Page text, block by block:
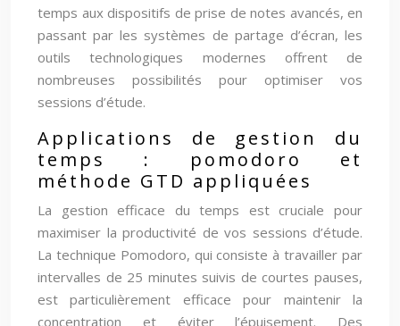
temps aux dispositifs de prise de notes avancés, en
passant par les systèmes de partage d’écran, les
outils technologiques modernes offrent de
nombreuses possibilités pour optimiser vos
sessions d’étude.
Applications de gestion du
temps : pomodoro et
méthode GTD appliquées
La gestion efficace du temps est cruciale pour
maximiser la productivité de vos sessions d’étude.
La technique Pomodoro, qui consiste à travailler par
intervalles de 25 minutes suivis de courtes pauses,
est particulièrement efficace pour maintenir la
concentration et éviter l’épuisement. Des